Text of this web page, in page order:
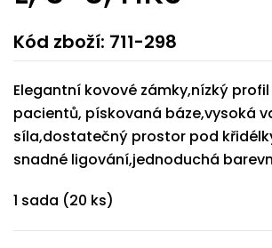
Kód zboží: 711-298
Elegantní kovové zámky,nízký
pacientů, pískovaná báze,vysoká
síla,dostatečný prostor pod
snadné ligování,jednoduchá
1 sada (20 ks)